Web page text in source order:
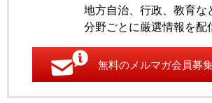
地方自治、行政、教育な
分野ごとに厳選情報を配
無料のメルマガ会員募